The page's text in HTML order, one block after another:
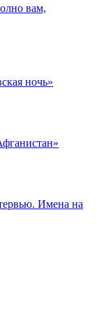
вам,
ночь»
Имена на